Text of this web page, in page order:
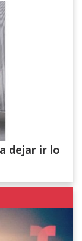
dejar ir lo